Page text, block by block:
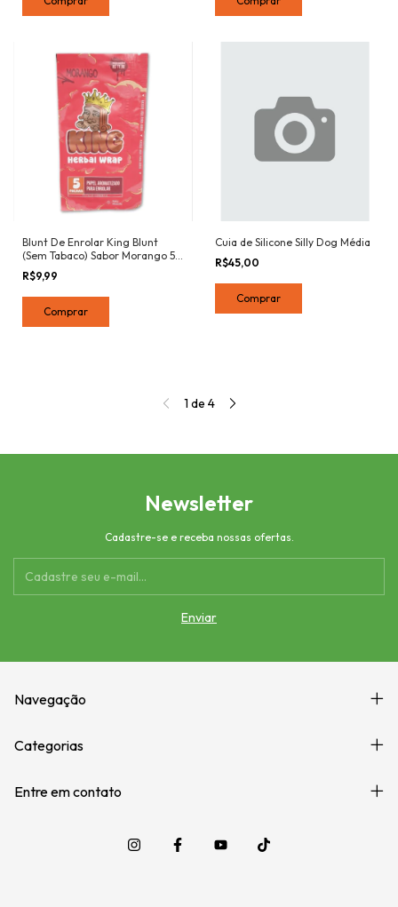
Blunt De Enrolar King Blunt
(Sem Tabaco) Sabor Morango 5
Folhas
R$9,99
Cuia de Silicone Silly Dog Média
R$45,00
1 de 4
Newsletter
Cadastre-se e receba nossas ofertas.
Navegação
Categorias
Entre em contato